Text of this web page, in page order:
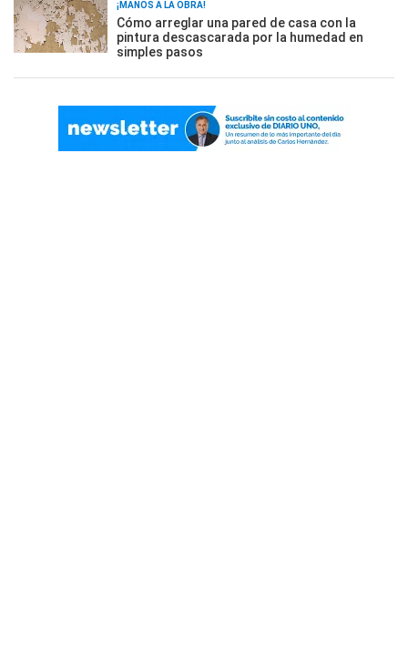
¡MANOS A LA OBRA!
Cómo arreglar una pared de casa con la
pintura descascarada por la humedad en
simples pasos